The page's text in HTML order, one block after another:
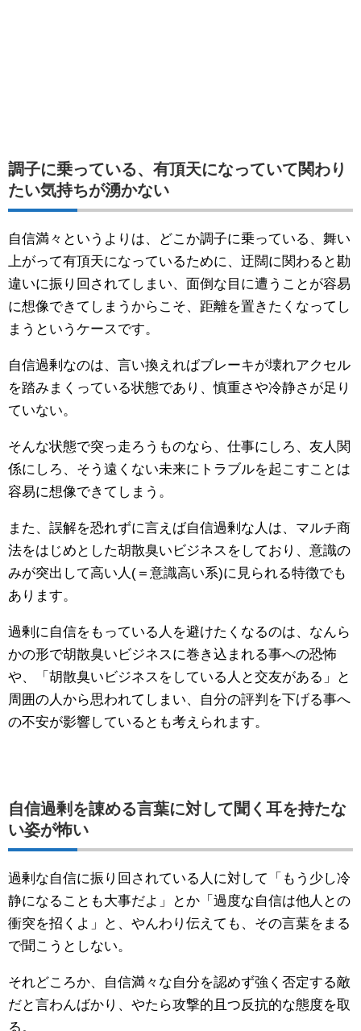
調子に乗っている、有頂天になっていて関わり
たい気持ちが湧かない
自信満々というよりは、どこか調子に乗っている、舞い
上がって有頂天になっているために、迂闊に関わると勘
違いに振り回されてしまい、面倒な目に遭うことが容易
に想像できてしまうからこそ、距離を置きたくなってし
まうというケースです。
自信過剰なのは、言い換えればブレーキが壊れアクセル
を踏みまくっている状態であり、慎重さや冷静さが足り
ていない。
そんな状態で突っ走ろうものなら、仕事にしろ、友人関
係にしろ、そう遠くない未来にトラブルを起こすことは
容易に想像できてしまう。
また、誤解を恐れずに言えば自信過剰な人は、マルチ商
法をはじめとした胡散臭いビジネスをしており、意識の
みが突出して高い人(＝意識高い系)に見られる特徴でも
あります。
過剰に自信をもっている人を避けたくなるのは、なんら
かの形で胡散臭いビジネスに巻き込まれる事への恐怖
や、「胡散臭いビジネスをしている人と交友がある」と
周囲の人から思われてしまい、自分の評判を下げる事へ
の不安が影響しているとも考えられます。
自信過剰を諌める言葉に対して聞く耳を持たな
い姿が怖い
過剰な自信に振り回されている人に対して「もう少し冷
静になることも大事だよ」とか「過度な自信は他人との
衝突を招くよ」と、やんわり伝えても、その言葉をまる
で聞こうとしない。
それどころか、自信満々な自分を認めず強く否定する敵
だと言わんばかり、やたら攻撃的且つ反抗的な態度を取
る。